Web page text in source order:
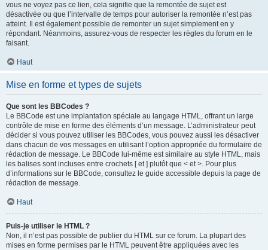
vous ne voyez pas ce lien, cela signifie que la remontée de sujet est
désactivée ou que l’intervalle de temps pour autoriser la remontée n’est pas
atteint. Il est également possible de remonter un sujet simplement en y
répondant. Néanmoins, assurez-vous de respecter les règles du forum en le
faisant.
Haut
Mise en forme et types de sujets
Que sont les BBCodes ?
Le BBCode est une implantation spéciale au langage HTML, offrant un large
contrôle de mise en forme des éléments d’un message. L’administrateur peut
décider si vous pouvez utiliser les BBCodes, vous pouvez aussi les désactiver
dans chacun de vos messages en utilisant l’option appropriée du formulaire de
rédaction de message. Le BBCode lui-même est similaire au style HTML, mais
les balises sont incluses entre crochets [ et ] plutôt que < et >. Pour plus
d’informations sur le BBCode, consultez le guide accessible depuis la page de
rédaction de message.
Haut
Puis-je utiliser le HTML ?
Non, il n’est pas possible de publier du HTML sur ce forum. La plupart des
mises en forme permises par le HTML peuvent être appliquées avec les